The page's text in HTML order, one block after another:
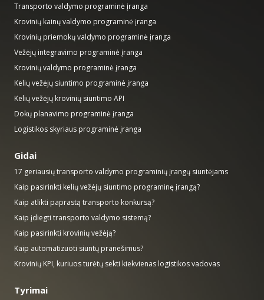
Transporto valdymo programinė įranga
Krovinių kainų valdymo programinė įranga
Krovinių priemokų valdymo programinė įranga
Vežėjų integravimo programinė įranga
Krovinių valdymo programinė įranga
Kelių vežėjų siuntimo programinė įranga
Kelių vežėjų krovinių siuntimo API
Dokų planavimo programinė įranga
Logistikos skyriaus programinė įranga
Gidai
17 geriausių transporto valdymo programinių įrangų siuntėjams
Kaip pasirinkti kelių vežėjų siuntimo programinę įrangą?
Kaip atlikti paprastą transporto konkursą?
Kaip įdiegti transporto valdymo sistemą?
Kaip pasirinkti krovinių vežėją?
Kaip automatizuoti siuntų pranešimus?
Krovinių KPI, kuriuos turėtų sekti kiekvienas logistikos vadovas
Tyrimai